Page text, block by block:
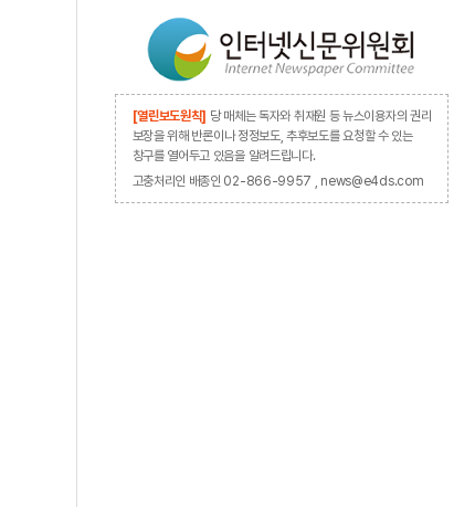
[열린보도원칙] 당 매체는 독자와 취재원 등 뉴스이용자의 권리
보장을 위해 반론이나 정정보도, 추후보도를 요청할 수 있는
창구를 열어두고 있음을 알려드립니다.
고충처리인 배종인 02-866-9957 , news@e4ds.com